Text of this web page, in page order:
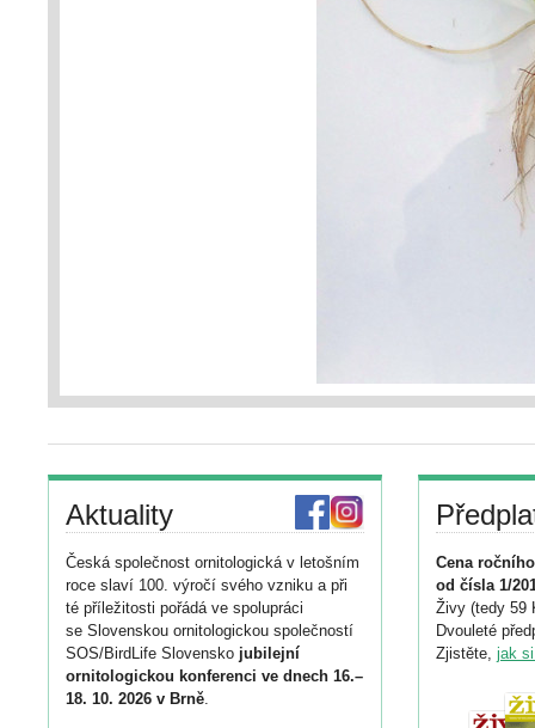
Aktuality
Česká společnost ornitologická v letošním
roce slaví 100. výročí svého vzniku a při
té příležitosti pořádá ve spolupráci
se Slovenskou ornitologickou společností
SOS/BirdLife Slovensko jubilejní
ornitologickou konferenci ve dnech 16.–
18. 10. 2026 v Brně.
Cena
od čísla 1/
Živy (tedy 59
Dvouleté
Zjistěte, jak